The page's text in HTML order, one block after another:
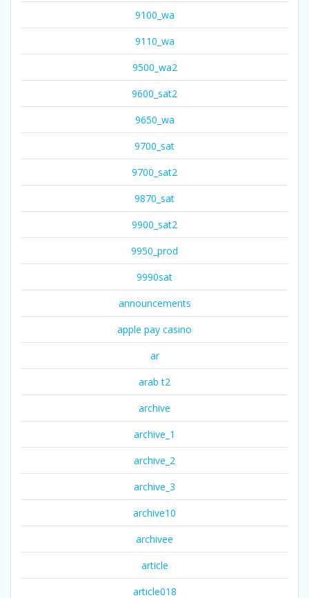
9100_wa
9110_wa
9500_wa2
9600_sat2
9650_wa
9700_sat
9700_sat2
9870_sat
9900_sat2
9950_prod
9990sat
announcements
apple pay casino
ar
arab t2
archive
archive_1
archive_2
archive_3
archive10
archivee
article
article018